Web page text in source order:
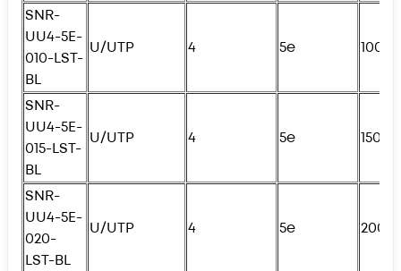
SNR-
UU4-5E-
010-LST-
BL
U/UTP 4 5e
SNR-
UU4-5E-
015-LST-
BL
U/UTP 4 5e 150см
SNR-
UU4-5E-
020-
LST-BL
U/UTP 4 5e